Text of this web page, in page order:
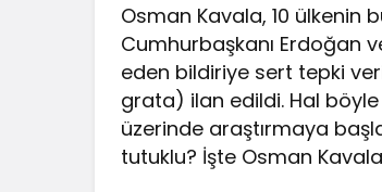
Osman Kavala, 10 ülkenin
Cumhurbaşkanı Erdoğan
eden bildiriye sert tepki
grata) ilan edildi. Hal
üzerinde araştırmaya
tutuklu? İşte Osman